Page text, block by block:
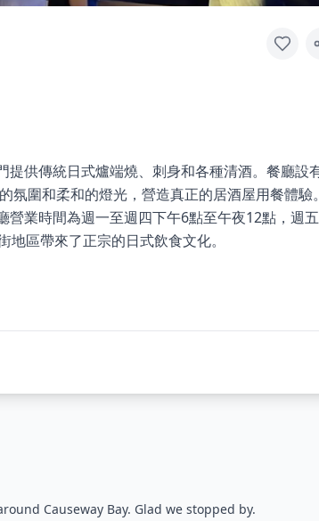
供傳統日式爐端燒、刺身和各種清酒。餐廳設
圍和柔和的燈光，營造真正的居酒屋用餐體驗。
業時間為週一至週四下午6點至午夜12點，週
區帶來了正宗的日式飲食文化。
Causeway Bay. Glad we stopped by.